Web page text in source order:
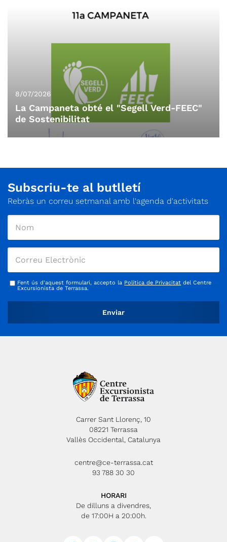
8/07/2026
La Campaneta obté el "Segell Verd-FEEC"
de Sostenibilitat
Subscriu-te al butlletí
Rebràs un correu setmanal amb l'agenda d'activitats
Fent ús d'aquest formulari, accepto la Política de Privacitat del Centre
Excursionista de Terrassa.
Carrer Sant Llorenç, 10
08221 Terrassa
Vallès Occidental, Catalunya
centre@ce-terrassa.cat
93 788 30 30
HORARI
De dilluns a divendres,
de 17:00H a 20:00h.